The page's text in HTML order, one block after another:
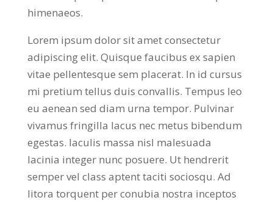
himenaeos.
Lorem ipsum dolor sit amet consectetur
adipiscing elit. Quisque faucibus ex sapien
vitae pellentesque sem placerat. In id cursus
mi pretium tellus duis convallis. Tempus leo
eu aenean sed diam urna tempor. Pulvinar
vivamus fringilla lacus nec metus bibendum
egestas. Iaculis massa nisl malesuada
lacinia integer nunc posuere. Ut hendrerit
semper vel class aptent taciti sociosqu. Ad
litora torquent per conubia nostra inceptos